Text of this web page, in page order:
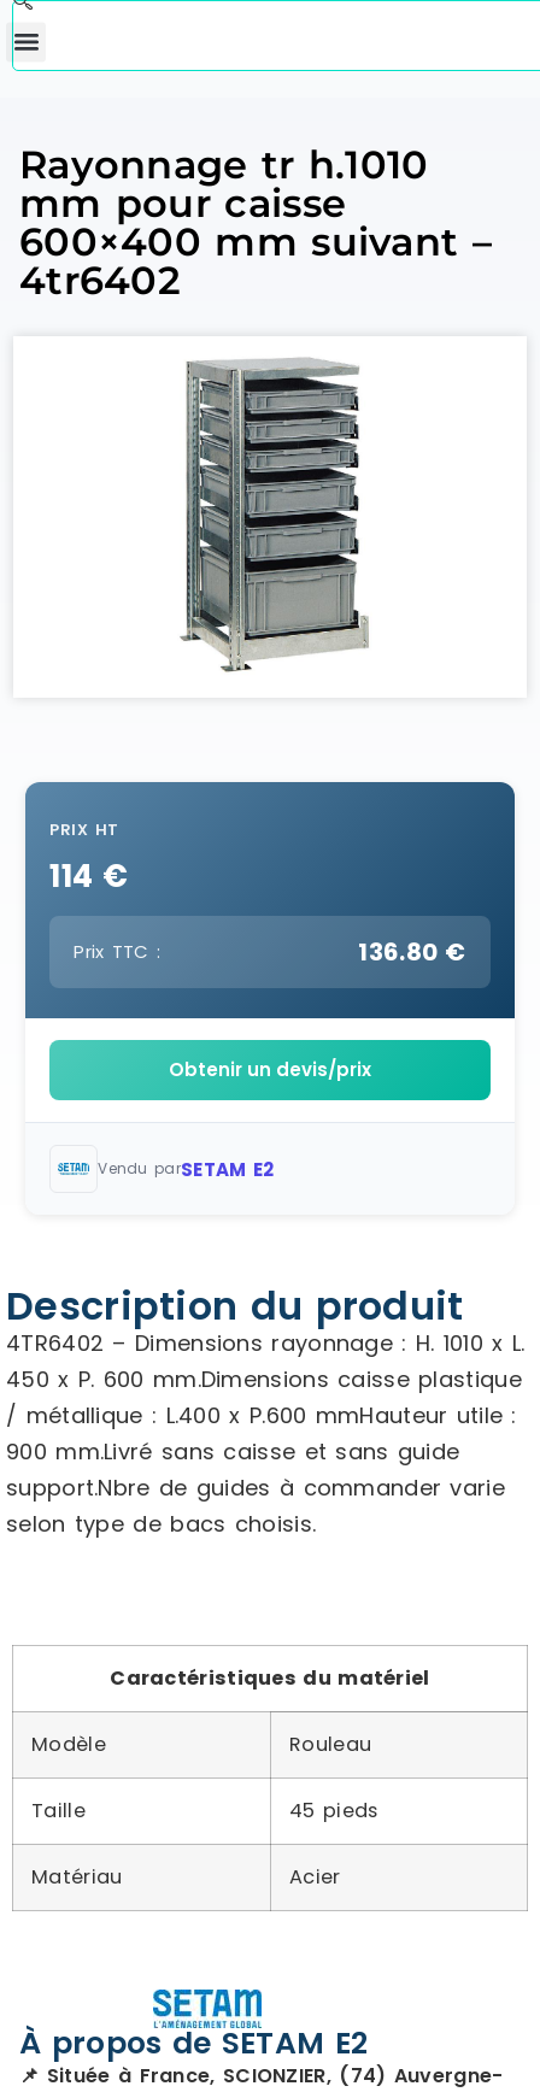
Rayonnage tr h.1010
mm pour caisse
600×400 mm suivant –
4tr6402
PRIX HT
114 €
Prix TTC : 136.80 €
Obtenir un devis/prix
Vendu parSETAM E2
Description du produit
4TR6402 – Dimensions rayonnage : H. 1010 x L.
450 x P. 600 mm.Dimensions caisse plastique
/ métallique : L.400 x P.600 mmHauteur utile :
900 mm.Livré sans caisse et sans guide
support.Nbre de guides à commander varie
selon type de bacs choisis.
Caractéristiques du matériel
Modèle Rouleau
Taille 45 pieds
Matériau Acier
À propos de SETAM E2
📌 Située à France, SCIONZIER, (74) Auvergne-